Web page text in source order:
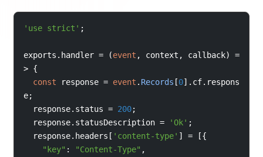
'use strict' ;
exports . handler = (event , context , callback)
=
> {
const response = event . Records [0]. cf. respons
e;
  response
. status = 200;
  response
. statusDescription = 'Ok' ;
  response
. headers [ 'content-type' ] =
[{
"key" : "Content-Type" ,